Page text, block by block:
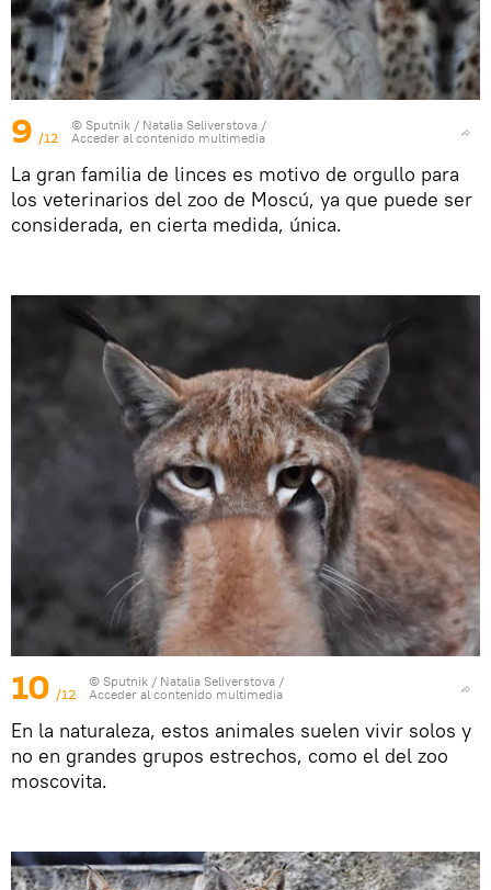
9 /12
© Sputnik / Natalia Seliverstova /
Acceder al contenido multimedia
La gran familia de linces es motivo de orgullo para
los veterinarios del zoo de Moscú, ya que puede ser
considerada, en cierta medida, única.
10 /12
© Sputnik / Natalia Seliverstova /
Acceder al contenido multimedia
En la naturaleza, estos animales suelen vivir solos y
no en grandes grupos estrechos, como el del zoo
moscovita.